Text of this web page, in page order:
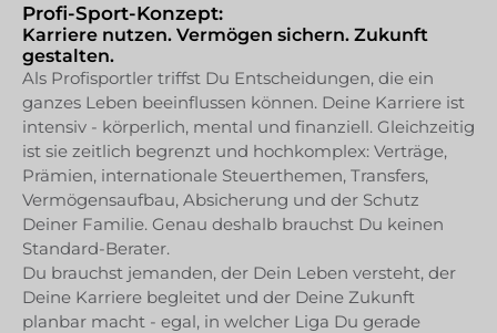
Profi-Sport-Konzept:
Karriere nutzen. Vermögen sichern. Zukunft
gestalten.
Als Profisportler triffst Du Entscheidungen, die ein
ganzes Leben beeinflussen können. Deine Karriere ist
intensiv - körperlich, mental und finanziell. Gleichzeitig
ist sie zeitlich begrenzt und hochkomplex: Verträge,
Prämien, internationale Steuerthemen, Transfers,
Vermögensaufbau, Absicherung und der Schutz
Deiner Familie. Genau deshalb brauchst Du keinen
Standard-Berater.
Du brauchst jemanden, der Dein Leben versteht, der
Deine Karriere begleitet und der Deine Zukunft
planbar macht - egal, in welcher Liga Du gerade